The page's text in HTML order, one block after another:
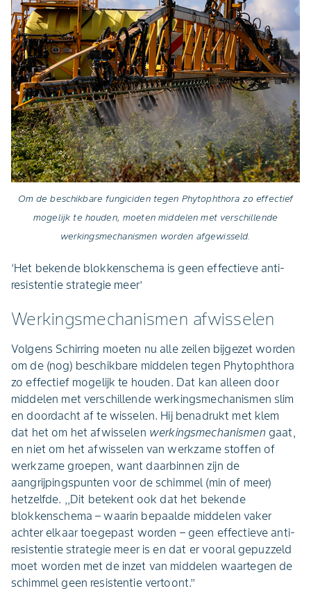
Om de beschikbare fungiciden tegen Phytophthora zo effectief
mogelijk te houden, moeten middelen met verschillende
werkingsmechanismen worden afgewisseld.
‘Het bekende blokkenschema is geen effectieve anti-
resistentie strategie meer’
Werkingsmechanismen afwisselen
Volgens Schirring moeten nu alle zeilen bijgezet worden
om de (nog) beschikbare middelen tegen Phytophthora
zo effectief mogelijk te houden. Dat kan alleen door
middelen met verschillende werkingsmechanismen slim
en doordacht af te wisselen. Hij benadrukt met klem
dat het om het afwisselen werkingsmechanismen gaat,
en niet om het afwisselen van werkzame stoffen of
werkzame groepen, want daarbinnen zijn de
aangrijpingspunten voor de schimmel (min of meer)
hetzelfde. ,,Dit betekent ook dat het bekende
blokkenschema – waarin bepaalde middelen vaker
achter elkaar toegepast worden – geen effectieve anti-
resistentie strategie meer is en dat er vooral gepuzzeld
moet worden met de inzet van middelen waartegen de
schimmel geen resistentie vertoont.’’